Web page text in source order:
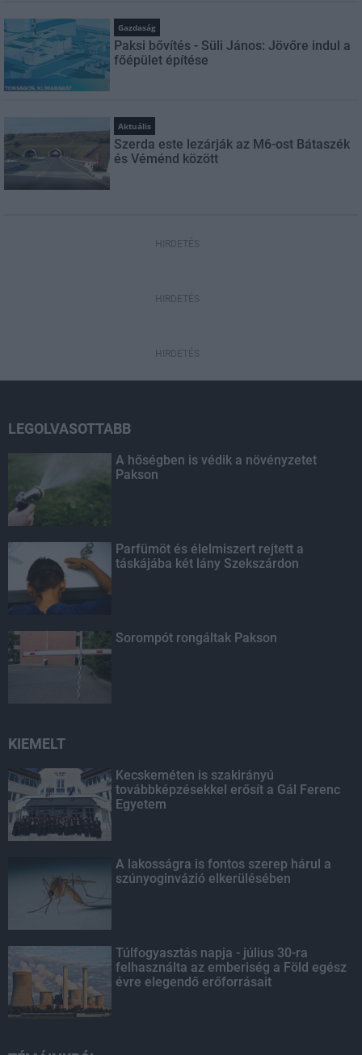
Gazdaság
Paksi bővítés - Süli János: Jövőre indul a
főépület építése
Aktuális
Szerda este lezárják az M6-ost Bátaszék
és Véménd között
HIRDETÉS
HIRDETÉS
HIRDETÉS
LEGOLVASOTTABB
A hőségben is védik a növényzetet
Pakson
Parfümöt és élelmiszert rejtett a
táskájába két lány Szekszárdon
Sorompót rongáltak Pakson
KIEMELT
Kecskeméten is szakirányú
továbbképzésekkel erősít a Gál Ferenc
Egyetem
A lakosságra is fontos szerep hárul a
szúnyoginvázió elkerülésében
Túlfogyasztás napja - július 30-ra
felhasználta az emberiség a Föld egész
évre elegendő erőforrásait